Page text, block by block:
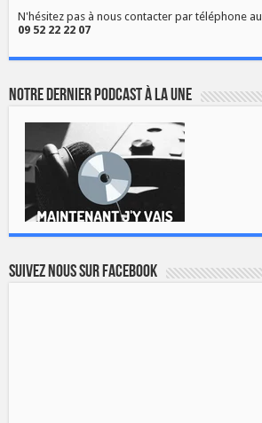
N'hésitez pas à nous contacter par téléphone au
09 52 22 22 07
Notre dernier podcast à la une
Suivez nous sur Facebook